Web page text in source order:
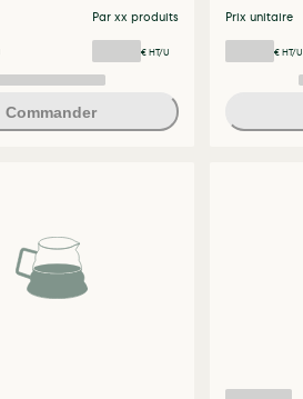
Par xx produits
€ HT/U
Commander
Prix unitaire
€ HT/U